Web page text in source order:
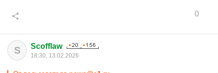
0
S Scofflaw
18:30, 13.02.2026